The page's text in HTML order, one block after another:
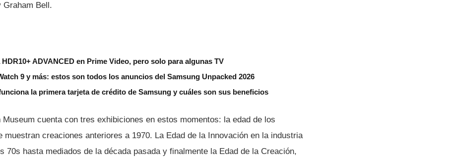
Graham Bell.
ADVANCED en Prime Video, pero solo para algunas TV
9 y más: estos son todos los anuncios del Samsung Unpacked 2026
la primera tarjeta de crédito de Samsung y cuáles son sus beneficios
Museum cuenta con tres exhibiciones en estos momentos: la edad de los
muestran creaciones anteriores a 1970. La Edad de la Innovación en la industria
70s hasta mediados de la década pasada y finalmente la Edad de la Creación,